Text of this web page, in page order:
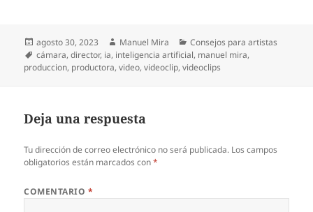
Publicado
el
agosto 30, 2023 Autor
Manuel Mira Categorías
Consejos para artistas
Etiquetas
cámara,director, ia, inteligencia artificial, manuel mira,
produccion, productora,video,videoclip,videoclips
Deja una respuesta
Tu dirección de correo electrónico no será publicada. Los campos
obligatorios están marcados con*
COMENTARIO *